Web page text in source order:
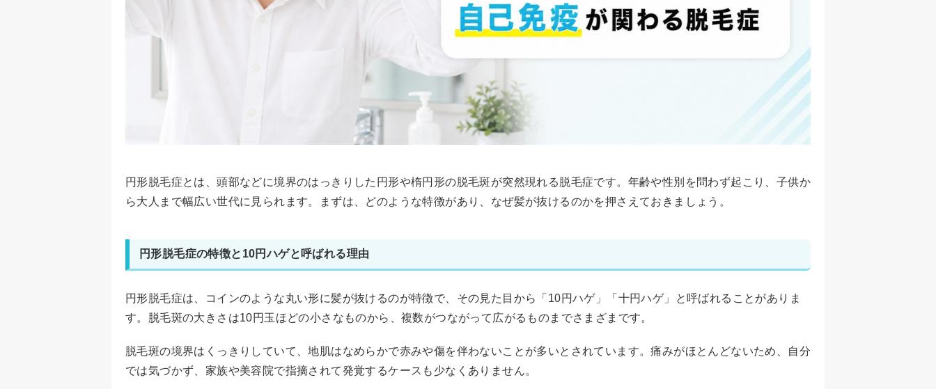
円形脱毛症とは、頭部などに境界のはっきりした円形や楕円形の脱毛斑が突然現れる脱毛症です。年齢や性別を問わず起こり、子供か
ら大人まで幅広い世代に見られます。まずは、どのような特徴があり、なぜ髪が抜けるのかを押さえておきましょう。
円形脱毛症の特徴と10円ハゲと呼ばれる理由
円形脱毛症は、コインのような丸い形に髪が抜けるのが特徴で、その見た目から「10円ハゲ」「十円ハゲ」と呼ばれることがありま
す。脱毛斑の大きさは10円玉ほどの小さなものから、複数がつながって広がるものまでさまざまです。
脱毛斑の境界はくっきりしていて、地肌はなめらかで赤みや傷を伴わないことが多いとされています。痛みがほとんどないため、自分
では気づかず、家族や美容院で指摘されて発覚するケースも少なくありません。